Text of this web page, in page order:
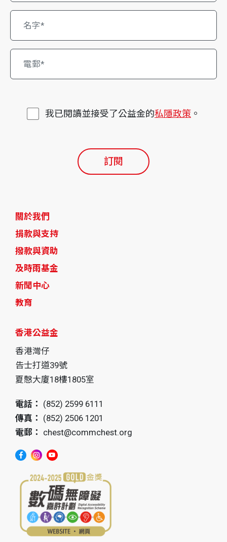
關於我們
捐款與支持
撥款與資助
及時雨基金
新聞中心
教育
香港公益金
香港灣仔
告士打道39號
夏慤大廈18樓1805室
電話： (852) 2599 6111
傳真： (852) 2506 1201
電郵： chest@commchest.org
我已閱讀並接受了公益金的私隱政策 。
訂閱